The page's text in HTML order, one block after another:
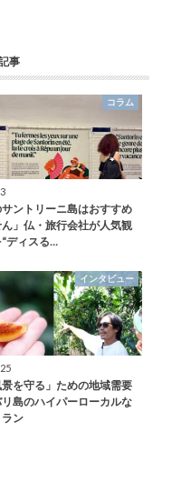
事
コラム
サントリーニ島はおすすめ
ん」仏・旅行会社が人気観
ディスる…
インタビュー
景を守る」ための地域需要
島のハイパーローカルな
ン